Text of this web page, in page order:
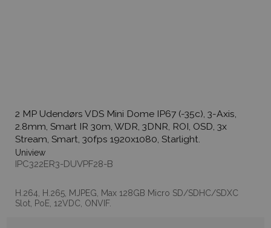
2 MP Udendørs VDS Mini Dome IP67 (-35c), 3-Axis,
2.8mm, Smart IR 30m, WDR, 3DNR, ROI, OSD, 3x
Stream, Smart, 30fps 1920x1080, Starlight.
Uniview
IPC322ER3-DUVPF28-B
H.264, H.265, MJPEG, Max 128GB Micro SD/SDHC/SDXC
Slot, PoE, 12VDC, ONVIF.